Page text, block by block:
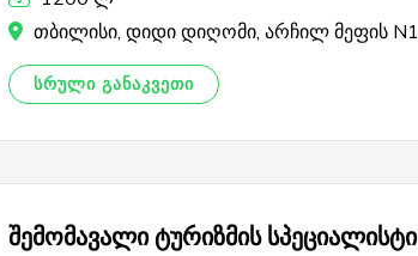
თბილისი, დიდი დიღომი, არჩილ მეფის N1
ᲡᲠᲣᲚᲘ ᲒᲐᲜᲐᲙᲕᲔᲗᲘ
შემომავალი ტურიზმის სპეციალისტი